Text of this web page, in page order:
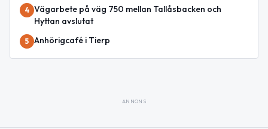
4 Vägarbete på väg 750 mellan Tallåsbacken och
Hyttan avslutat
5 Anhörigcafé i Tierp
ANNONS